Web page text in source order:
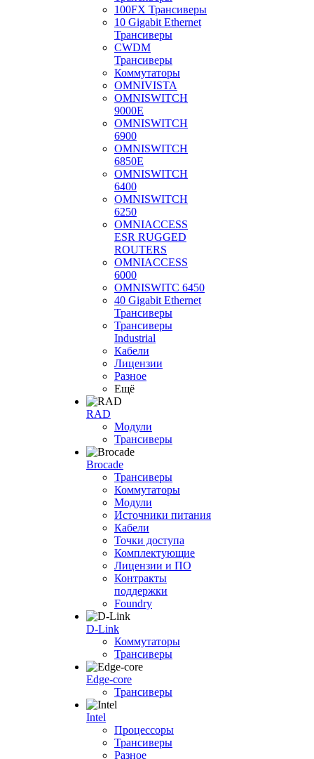
100FX Трансиверы
10 Gigabit Ethernet
Трансиверы
CWDM
Трансиверы
Коммутаторы
OMNIVISTA
OMNISWITCH
9000E
OMNISWITCH
6900
OMNISWITCH
6850E
OMNISWITCH
6400
OMNISWITCH
6250
OMNIACCESS
ESR RUGGED
ROUTERS
OMNIACCESS
6000
OMNISWITC 6450
40 Gigabit Ethernet
Трансиверы
Трансиверы
Industrial
Кабели
Лицензии
Разное
Ещё
RAD
Модули
Трансиверы
Brocade
Трансиверы
Коммутаторы
Модули
Источники питания
Кабели
Точки доступа
Комплектующие
Лицензии и ПО
Контракты
поддержки
Foundry
D-Link
Коммутаторы
Трансиверы
Edge-core
Трансиверы
Intel
Процессоры
Трансиверы
Разное